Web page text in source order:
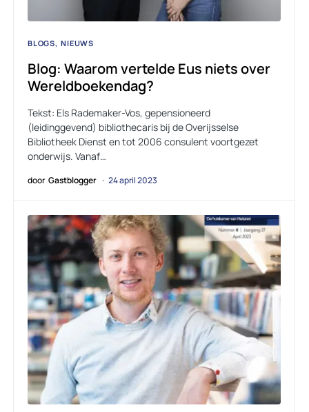
BLOGS NIEUWS
Blog: Waarom vertelde Eus niets over
Wereldboekendag?
Tekst: Els Rademaker-Vos, gepensioneerd
(leidinggevend) bibliothecaris bij de Overijsselse
Bibliotheek Dienst en tot 2006 consulent voortgezet
onderwijs. Vanaf…
door Gastblogger 24 april 2023